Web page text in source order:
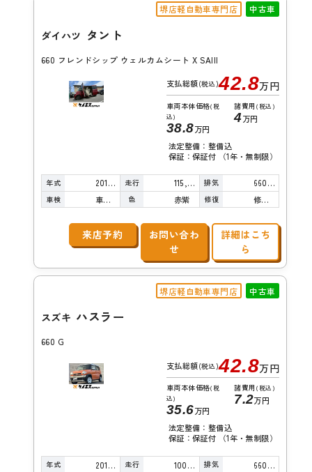
堺店軽自動車専門店 中古車
ダイハツ タント
660 フレンドシップ ウェルカムシート X SAIII
支払総額(税込)42.8万円
車両本体価格(税
込)
38.8万円
諸費用 (税込)
4万円
法定整備：整備込
保証：保証付 （1年・無制限）
年式 2016年 走行 115,000km 排気 660cc
車検 車検整備付 色 赤紫 修復 修復歴無し
来店予約
お問い合わ
せ
詳細はこち
ら
堺店軽自動車専門店 中古車
スズキ ハスラー
660 G
支払総額(税込)42.8万円
車両本体価格(税
込)
35.6万円
諸費用 (税込)
7.2万円
法定整備：整備込
保証：保証付 （1年・無制限）
年式 2014年 走行 100,000km 排気 660cc